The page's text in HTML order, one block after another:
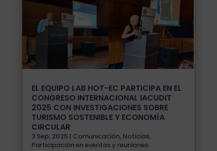
EL EQUIPO LAB HOT-EC PARTICIPA EN EL
CONGRESO INTERNACIONAL IACUDIT
2025 CON INVESTIGACIONES SOBRE
TURISMO SOSTENIBLE Y ECONOMÍA
CIRCULAR
3 Sep, 2025| Comunicación, Noticias,
Participación en eventos y reuniones